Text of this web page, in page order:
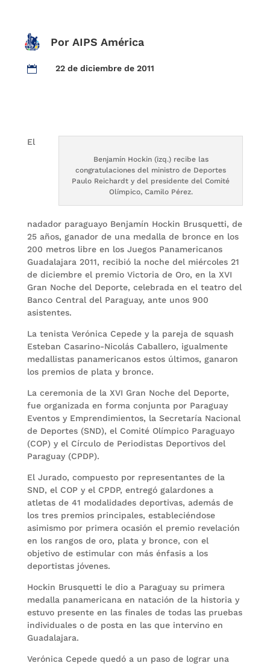
Por AIPS América
 22 de diciembre de 2011
Benjamín Hockin (izq.) recibe las
congratulaciones del ministro de Deportes
Paulo Reichardt y del presidente del Comité
Olímpico, Camilo Pérez.
El
nadador paraguayo Benjamín Hockin Brusquetti, de
25 años, ganador de una medalla de bronce en los
200 metros libre en los Juegos Panamericanos
Guadalajara 2011, recibió la noche del miércoles 21
de diciembre el premio Victoria de Oro, en la XVI
Gran Noche del Deporte, celebrada en el teatro del
Banco Central del Paraguay, ante unos 900
asistentes.
La tenista Verónica Cepede y la pareja de squash
Esteban Casarino-Nicolás Caballero, igualmente
medallistas panamericanos estos últimos, ganaron
los premios de plata y bronce.
La ceremonia de la XVI Gran Noche del Deporte,
fue organizada en forma conjunta por Paraguay
Eventos y Emprendimientos, la Secretaría Nacional
de Deportes (SND), el Comité Olímpico Paraguayo
(COP) y el Círculo de Periodistas Deportivos del
Paraguay (CPDP).
El Jurado, compuesto por representantes de la
SND, el COP y el CPDP, entregó galardones a
atletas de 41 modalidades deportivas, además de
los tres premios principales, estableciéndose
asimismo por primera ocasión el premio revelación
en los rangos de oro, plata y bronce, con el
objetivo de estimular con más énfasis a los
deportistas jóvenes.
Hockin Brusquetti le dio a Paraguay su primera
medalla panamericana en natación de la historia y
estuvo presente en las finales de todas las pruebas
individuales o de posta en las que intervino en
Guadalajara.
Verónica Cepede quedó a un paso de lograr una